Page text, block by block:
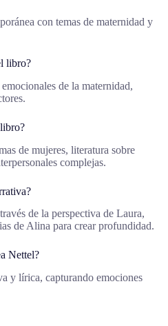
con temas de maternidad y
libro?
de la maternidad,
de mujeres, literatura sobre
complejas.
de la perspectiva de Laura,
de Alina para crear profundidad.
Nettel?
y lírica, capturando emociones